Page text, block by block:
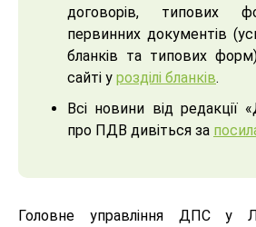
договорів, типових
первинних документів
бланків та типових
сайті у розділі бланків.
Всі новини від редакції
про ПДВ дивіться за
Головне управління ДПС у